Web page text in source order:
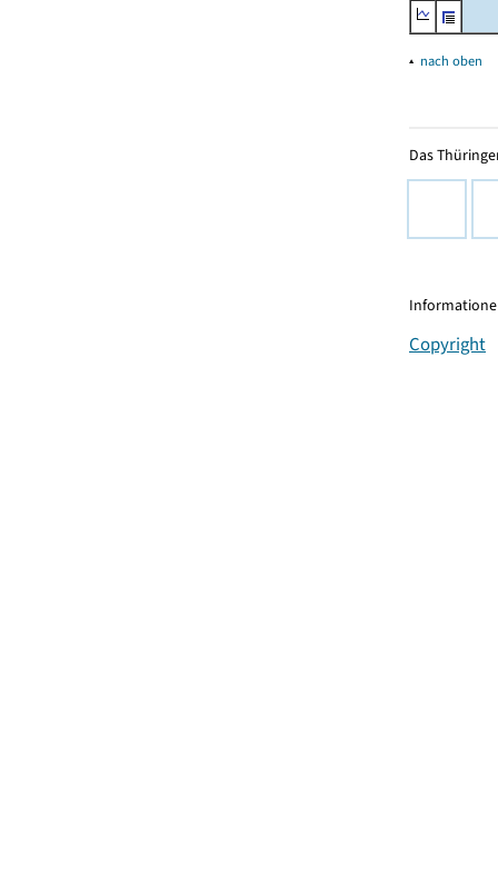
▴ nach oben
Das
Copyright